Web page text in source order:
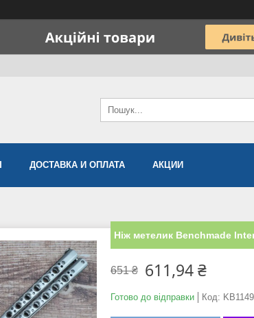
ДОСТАВКА И ОПЛАТА АКЦИИ
Ніж метелик Benchmade
651 ₴ 611,94 ₴
Готово до відправки Код: KB1149